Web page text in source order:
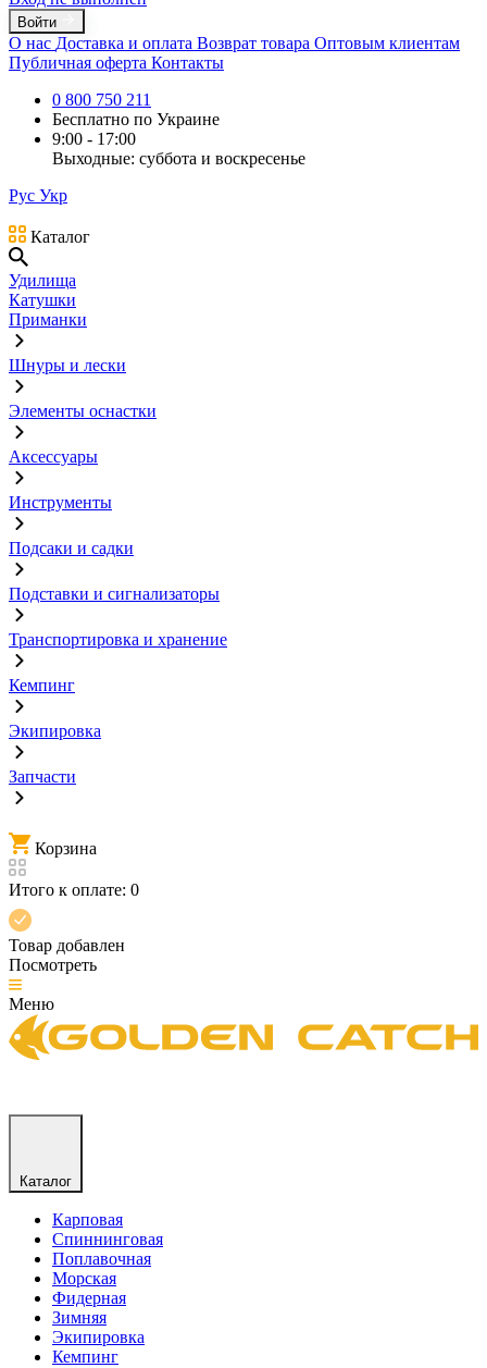
Войти
О нас Доставка и оплата Возврат товара Оптовым клиентам
Публичная оферта Контакты
0 800 750 211
Бесплатно по Украине
9:00 - 17:00
Выходные: суббота и воскресенье
Рус Укр
Каталог
Удилища
Катушки
Приманки
Шнуры и лески
Элементы оснастки
Аксессуары
Инструменты
Подсаки и садки
Подставки и сигнализаторы
Транспортировка и хранение
Кемпинг
Экипировка
Запчасти
Корзина
Итого к оплате: 0
Товар добавлен
Посмотреть
Меню
Каталог
Карповая
Спиннинговая
Поплавочная
Морская
Фидерная
Зимняя
Экипировка
Кемпинг